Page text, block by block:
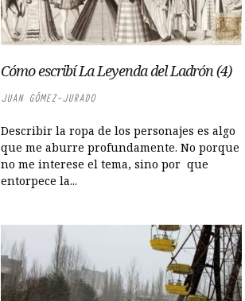
Cómo escribí La Leyenda del Ladrón (4)
JUAN GÓMEZ-JURADO
Describir la ropa de los personajes es algo
que me aburre profundamente. No porque
no me interese el tema, sino por que
entorpece la...